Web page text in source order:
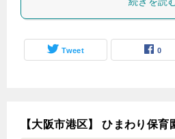
Tweet 0
【大阪市港区】 ひまわり保育